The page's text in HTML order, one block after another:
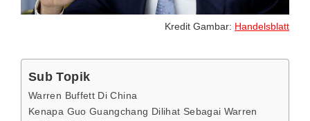
Kredit Gambar: Handelsblatt
Sub Topik
Warren Buffett Di China
Kenapa Guo Guangchang Dilihat Sebagai Warren